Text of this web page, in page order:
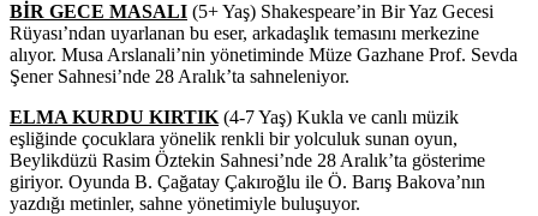
BİR GECE MASALI (5+ Yaş) Shakespeare’in Bir Yaz Gecesi
Rüyası’ndan uyarlanan bu eser, arkadaşlık temasını merkezine
alıyor. Musa Arslanali’nin yönetiminde Müze Gazhane Prof. Sevda
Şener Sahnesi’nde 28 Aralık’ta sahneleniyor.
ELMA KURDU KIRTIK (4-7 Yaş) Kukla ve canlı müzik
eşliğinde çocuklara yönelik renkli bir yolculuk sunan oyun,
Beylikdüzü Rasim Öztekin Sahnesi’nde 28 Aralık’ta gösterime
giriyor. Oyunda B. Çağatay Çakıroğlu ile Ö. Barış Bakova’nın
yazdığı metinler, sahne yönetimiyle buluşuyor.